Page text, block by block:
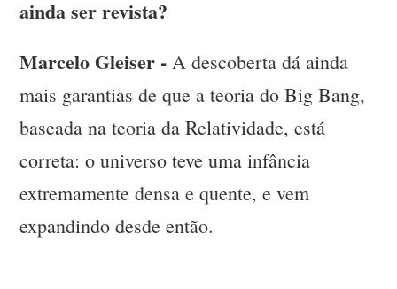
ainda ser revista?
Marcelo Gleiser -A descoberta dá ainda
mais garantias de que a teoria do Big Bang,
baseada na teoria da Relatividade, está
correta: o universo teve uma infância
extremamente densa e quente, e vem
expandindo desde então.